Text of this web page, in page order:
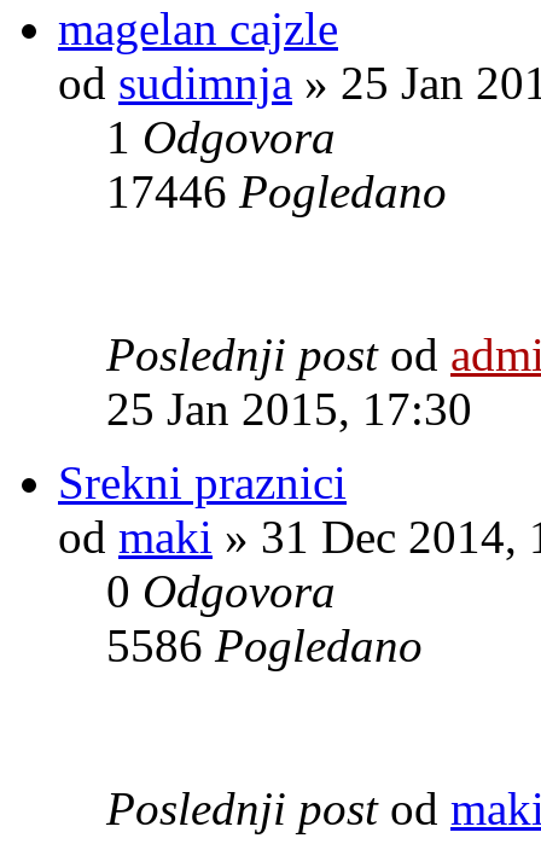
magelan cajzle
od sudimnja » 25 Jan
1 Odgovora
17446 Pogledano
Poslednji post od
25 Jan 2015, 17:30
Srekni praznici
od maki » 31 Dec 2014,
0 Odgovora
5586 Pogledano
Poslednji post od